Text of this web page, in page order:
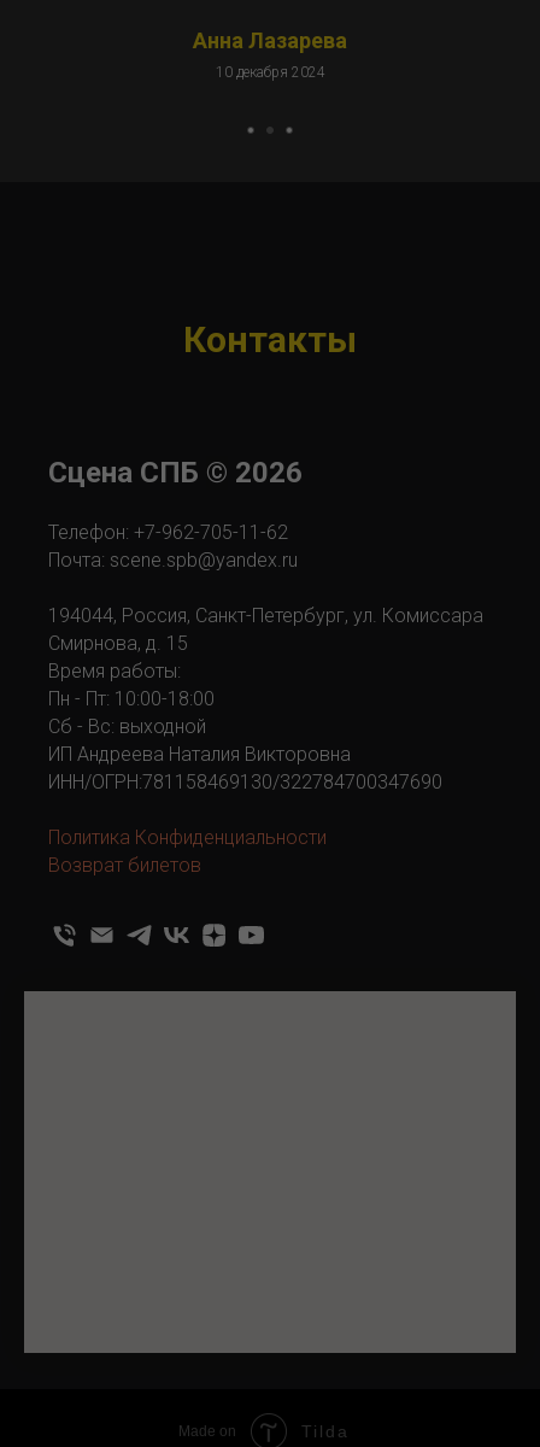
Анна Лазарева
10 декабря 2024
Контакты
Сцена СПБ © 2026
Телефон: +7-962-705-11-62
Почта: scene.spb@yandex.ru
194044, Россия, Санкт-Петербург, ул. Комиссара
Смирнова, д. 15
Время работы:
Пн - Пт: 10:00-18:00
Сб - Вс: выходной
ИП Андреева Наталия Викторовна
ИНН/ОГРН:781158469130/322784700347690
Политика Конфиденциальности
Возврат билетов
Made on Tilda